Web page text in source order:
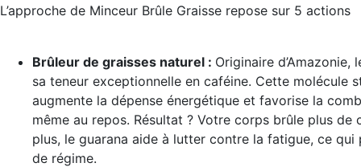
L’approche de Minceur Brûle Graisse repose sur 5 actions
Brûleur de graisses naturel : Originaire
sa teneur exceptionnelle en caféine. Cette molécule
augmente la dépense énergétique et favorise la
même au repos. Résultat ? Votre corps brûle plus de
plus, le guarana aide à lutter contre la fatigue, ce
de régime.